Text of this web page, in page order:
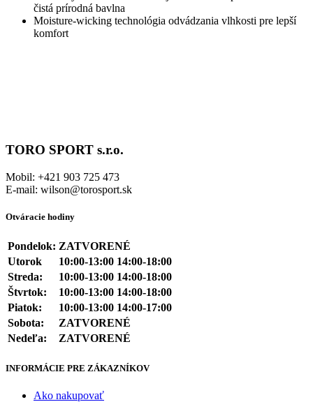
čistá prírodná bavlna
Moisture-wicking technológia odvádzania vlhkosti pre lepší
komfort
TORO SPORT s.r.o.
Mobil: +421 903 725 473
E-mail: wilson@torosport.sk
Otváracie hodiny
Pondelok: ZATVORENÉ
Utorok
10:00-13:00 14:00-18:00
Streda:
10:00-13:00 14:00-18:00
Štvrtok:
10:00-13:00 14:00-18:00
Piatok:
10:00-13:00 14:00-17:00
Sobota:
ZATVORENÉ
Nedeľa:
ZATVORENÉ
INFORMÁCIE PRE ZÁKAZNÍKOV
Ako nakupovať